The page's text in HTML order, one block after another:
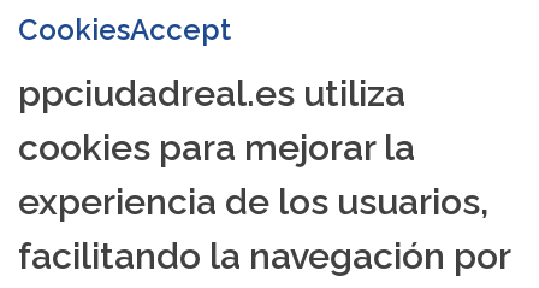
CookiesAccept
ppciudadreal.es utiliza
cookies para mejorar la
experiencia de los usuarios,
facilitando la navegación por